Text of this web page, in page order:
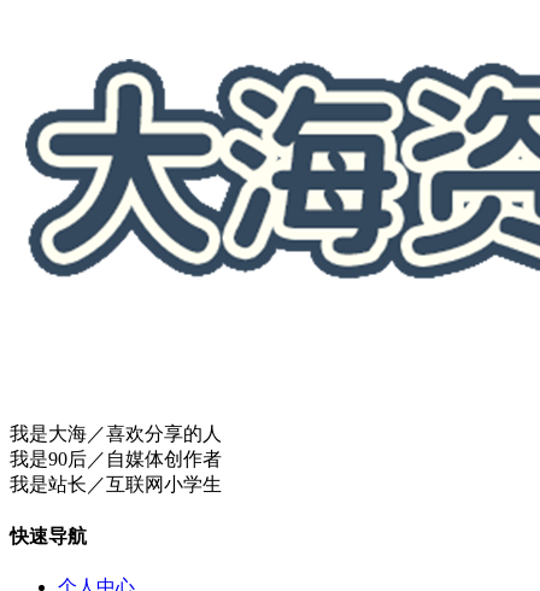
我是大海／喜欢分享的人
我是90后／自媒体创作者
我是站长／互联网小学生
快速导航
个人中心